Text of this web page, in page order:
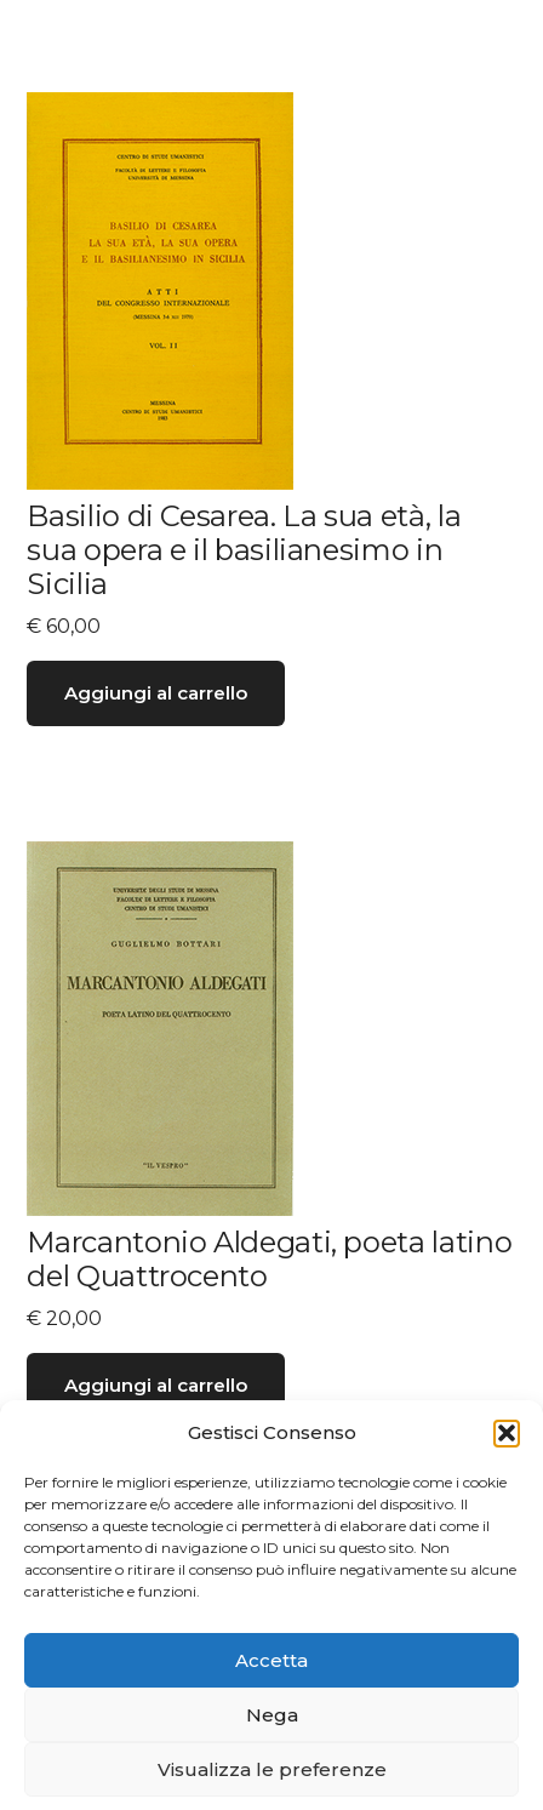
Gestisci Consenso
Per fornire le migliori esperienze, utilizziamo tecnologie come i cookie
per memorizzare e/o accedere alle informazioni del dispositivo. Il
consenso a queste tecnologie ci permetterà di elaborare dati come il
comportamento di navigazione o ID unici su questo sito. Non
acconsentire o ritirare il consenso può influire negativamente su alcune
caratteristiche e funzioni.
Accetta
Nega
Visualizza le preferenze
Basilio di Cesarea. La sua età, la
sua opera e il basilianesimo in
Sicilia
€ 60,00
Aggiungi al carrello
Marcantonio Aldegati, poeta latino
del Quattrocento
€ 20,00
Aggiungi al carrello
Privacy e Cookie Policy| 2026 Powered by